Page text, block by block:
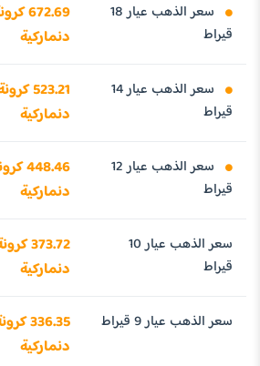
سعر الذهب عيار 18
قيراط
672.69
دنماركية
سعر الذهب عيار 14
قيراط
523.21
دنماركية
سعر الذهب عيار 12
قيراط
448.46
دنماركية
سعر الذهب عيار 10
قيراط
373.72
دنماركية
سعر الذهب عيار 9 قيراط
336.35
دنماركية